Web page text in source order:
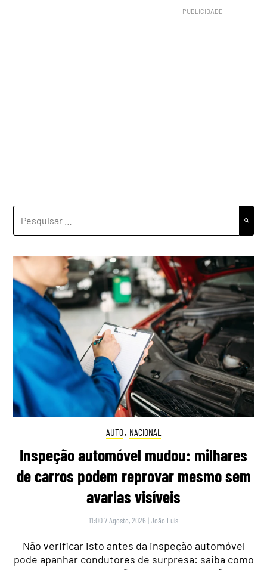
POR:
AUTO, NACIONAL
Inspeção automóvel mudou: milhares
de carros podem reprovar mesmo sem
avarias visíveis
11:00 7 Agosto, 2026 |João Luís
Não verificar isto antes da inspeção automóvel
pode apanhar condutores de surpresa: saiba como